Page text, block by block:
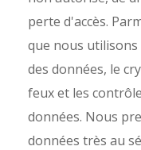
perte d'accès.
que nous
des données, le
feux et les
données. Nous
données très au